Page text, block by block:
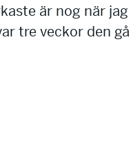
är nog när
tre veckor den